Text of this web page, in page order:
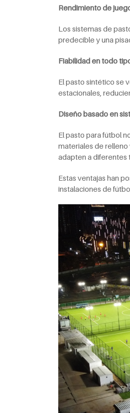
Rendimiento de
Los sistemas de
predecible y una
Fiabilidad en todo
El pasto sintético se
estacionales,
Diseño basado en
El pasto para fútbol
materiales de
adapten a diferentes
Estas ventajas han
instalaciones de